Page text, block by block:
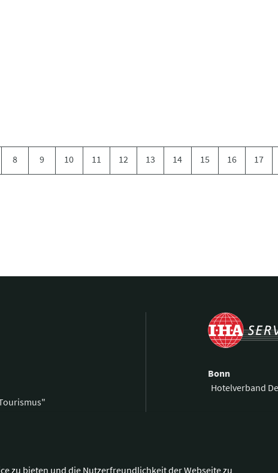
zu bieten und die Nutzerfreundlichkeit der Webseite zu
8 9 10 11 12 13 14 15 16 17
Bonn
Hotelverband